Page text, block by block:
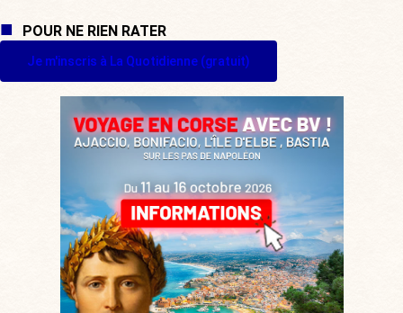
POUR NE RIEN RATER
Je m'inscris à La Quotidienne (gratuit)